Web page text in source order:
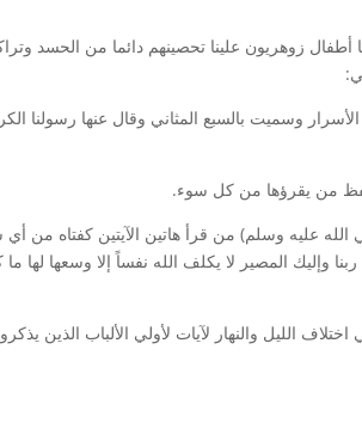
زوهريون علينا تحصينهم دائما من الحسد
وسميت بالسبع المثاني وقال عنها رسولنا
من يقرؤها من كل سوء.
عليه وسلم) من قرأ هاتين الآيتين كفتاه
وإليك المصير لا يكلف الله نفساً إلا وسعها لها
{١٩١-١٩٢} مرة واحدة وهي” إن في اختلاف الليل والنهار لآيات